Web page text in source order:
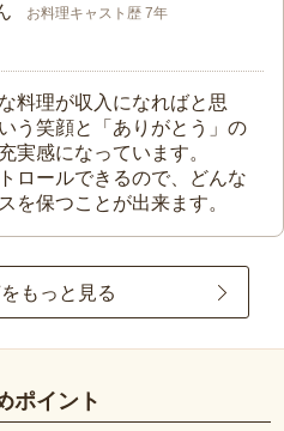
お料理キャスト歴 7年
料理が収入になればと思
う笑顔と「ありがとう」の
実感になっています。
ロールできるので、どんな
を保つことが出来ます。
もっと見る
ポイント